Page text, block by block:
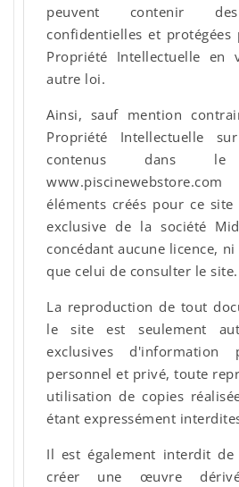
peuvent contenir
confidentielles et
Propriété Intellectuelle en
autre loi.
Ainsi, sauf mention
Propriété Intellectuelle
contenus dans
éléments créés pour ce
exclusive de la société
concédant aucune licence,
que celui de consulter le site.
La reproduction de tout
le site est seulement
exclusives
personnel et privé, toute
utilisation de copies
étant expressément
Il est également interdit
créer une œuvre